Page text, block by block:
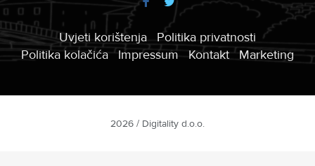
Uvjeti korištenja
Politika privatnosti
Politika kolačića
Impressum Kontakt Marketing
2026 / Digitality d.o.o.